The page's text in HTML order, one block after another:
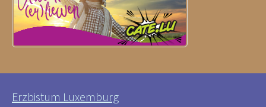
Erzbistum Luxemburg